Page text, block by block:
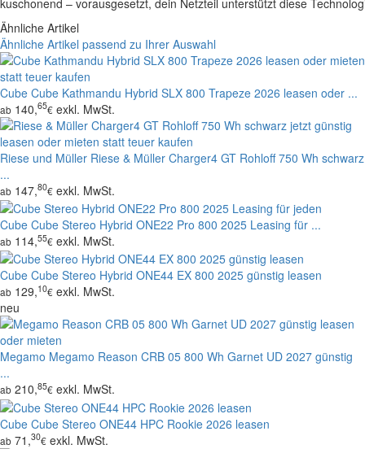
Ähnliche Artikel
Ähnliche Artikel passend zu Ihrer Auswahl
Cube Cube Kathmandu Hybrid SLX 800 Trapeze 2026 leasen oder ...
ab 140,65€ exkl. MwSt.
Riese und Müller Riese & Müller Charger4 GT Rohloff 750 Wh schwarz
...
ab 147,80€ exkl. MwSt.
Cube Cube Stereo Hybrid ONE22 Pro 800 2025 Leasing für ...
ab 114,55€ exkl. MwSt.
Cube Cube Stereo Hybrid ONE44 EX 800 2025 günstig leasen
ab 129,10€ exkl. MwSt.
neu
Megamo Megamo Reason CRB 05 800 Wh Garnet UD 2027 günstig
...
ab 210,85€ exkl. MwSt.
Cube Cube Stereo ONE44 HPC Rookie 2026 leasen
ab 71,30€ exkl. MwSt.